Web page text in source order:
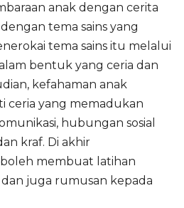
anak dengan cerita
tema sains yang
tema sains itu melalui
bentuk yang ceria dan
kefahaman anak
ceria yang memadukan
hubungan sosial
kraf. Di akhir
membuat latihan
juga rumusan kepada